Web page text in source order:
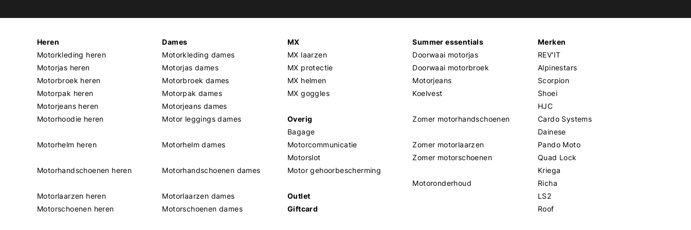
Heren
Motorkleding heren
Motorjas heren
Motorbroek heren
Motorpak heren
Motorjeans heren
Motorhoodie heren
Motorhelm heren
Motorhandschoenen heren
Motorlaarzen heren
Motorschoenen heren
Dames
Motorkleding dames
Motorjas dames
Motorbroek dames
Motorpak dames
Motorjeans dames
Motor leggings dames
Motorhelm dames
Motorhandschoenen dames
Motorlaarzen dames
Motorschoenen dames
MX
MX laarzen
MX protectie
MX helmen
MX goggles
Overig
Bagage
Motorcommunicatie
Motorslot
Motor gehoorbescherming
Outlet
Giftcard
Summer essentials
Doorwaai motorjas
Doorwaai motorbroek
Motorjeans
Koelvest
Zomer motorhandschoenen
Zomer motorlaarzen
Zomer motorschoenen
Motoronderhoud
Merken
REV'IT
Alpinestars
Scorpion
Shoei
HJC
Cardo Systems
Dainese
Pando Moto
Quad Lock
Kriega
Richa
LS2
Roof